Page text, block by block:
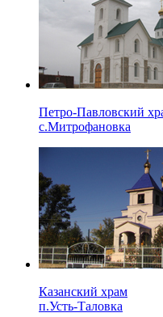
Петро-Павловский
с.Митрофановка
Казанский храм
п.Усть-Таловка